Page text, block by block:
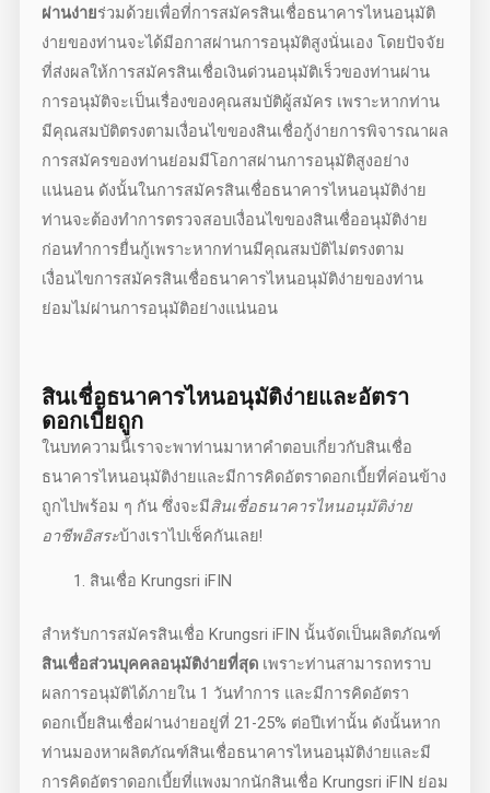
ผ่านง่ายร่วมด้วยเพื่อที่การสมัครสินเชื่อธนาคารไหนอนุมัติ
ง่ายของท่านจะได้มีอกาสผ่านการอนุมัติสูงนั่นเอง โดยปัจจัย
ที่ส่งผลให้การสมัครสินเชื่อเงินด่วนอนุมัติเร็วของท่านผ่าน
การอนุมัติจะเป็นเรื่องของคุณสมบัติผู้สมัคร เพราะหากท่าน
มีคุณสมบัติตรงตามเงื่อนไขของสินเชื่อกู้ง่ายการพิจารณาผล
การสมัครของท่านย่อมมีโอกาสผ่านการอนุมัติสูงอย่าง
แน่นอน ดังนั้นในการสมัครสินเชื่อธนาคารไหนอนุมัติง่าย
ท่านจะต้องทำการตรวจสอบเงื่อนไขของสินเชื่ออนุมัติง่าย
ก่อนทำการยื่นกู้เพราะหากท่านมีคุณสมบัติไม่ตรงตาม
เงื่อนไขการสมัครสินเชื่อธนาคารไหนอนุมัติง่ายของท่าน
ย่อมไม่ผ่านการอนุมัติอย่างแน่นอน
สินเชื่อธนาคารไหนอนุมัติง่ายและอัตรา
ดอกเบี้ยถูก
ในบทความนี้เราจะพาท่านมาหาคำตอบเกี่ยวกับสินเชื่อ
ธนาคารไหนอนุมัติง่ายและมีการคิดอัตราดอกเบี้ยที่ค่อนข้าง
ถูกไปพร้อม ๆ กัน ซึ่งจะมีสินเชื่อธนาคารไหนอนุมัติง่าย
อาชีพอิสระบ้างเราไปเช็คกันเลย!
สินเชื่อ Krungsri iFIN
สำหรับการสมัครสินเชื่อ Krungsri iFIN นั้นจัดเป็นผลิตภัณฑ์
สินเชื่อส่วนบุคคลอนุมัติง่ายที่สุดเพราะท่านสามารถทราบ
ผลการอนุมัติได้ภายใน 1 วันทำการ และมีการคิดอัตรา
ดอกเบี้ยสินเชื่อผ่านง่ายอยู่ที่ 21-25% ต่อปีเท่านั้น ดังนั้นหาก
ท่านมองหาผลิตภัณฑ์สินเชื่อธนาคารไหนอนุมัติง่ายและมี
การคิดอัตราดอกเบี้ยที่แพงมากนักสินเชื่อ Krungsri iFIN ย่อม